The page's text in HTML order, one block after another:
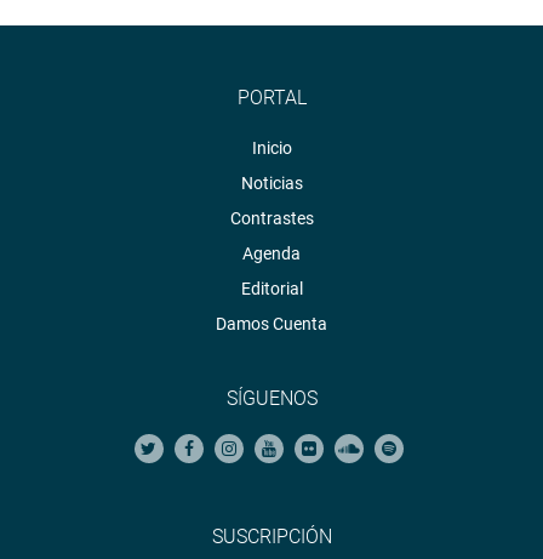
PORTAL
Inicio
Noticias
Contrastes
Agenda
Editorial
Damos Cuenta
SÍGUENOS
SUSCRIPCIÓN